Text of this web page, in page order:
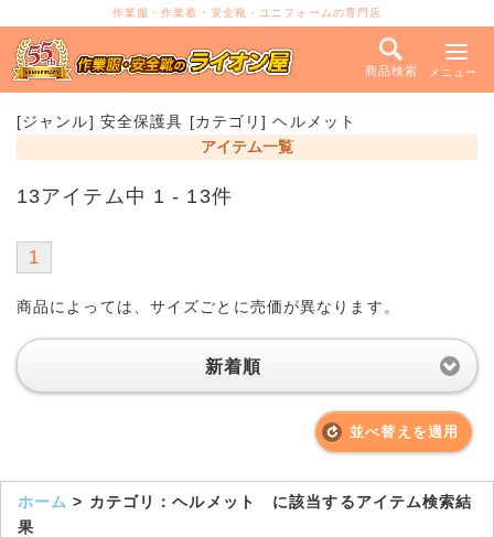
作業服・作業着・安全靴・ユニフォームの専門店
商品検索 メニュー
[ジャンル] 安全保護具 [カテゴリ] ヘルメット
アイテム一覧
13アイテム中 1 - 13件
1
商品によっては、サイズごとに売価が異なります。
新着順
並べ替えを適用
ホーム > カテゴリ：ヘルメット に該当するアイテム検索結
果